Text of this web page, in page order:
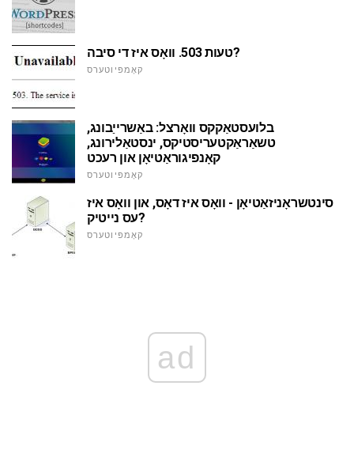
טעות 503. וואָס איז די סיבה?
קאָמפּיוטערס
בלועסטאַקקס וואָרצל: באַשרייַבונג,
טשאַראַקטעריסטיקס, ינסטאַלירונג,
קאָנפיגוראַטיאָן און רעכט
קאָמפּיוטערס
סינטשראָניזאַטיאָן - וואָס איז דאָס, און וואָס איז
עס נייטיק?
קאָמפּיוטערס
ad